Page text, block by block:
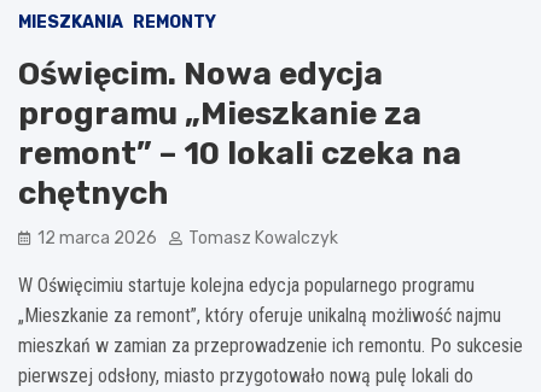
MIESZKANIA REMONTY
Oświęcim. Nowa edycja
programu „Mieszkanie za
remont” – 10 lokali czeka na
chętnych
12 marca 2026 Tomasz Kowalczyk
W Oświęcimiu startuje kolejna edycja popularnego programu
„Mieszkanie za remont”, który oferuje unikalną możliwość najmu
mieszkań w zamian za przeprowadzenie ich remontu. Po sukcesie
pierwszej odsłony, miasto przygotowało nową pulę lokali do